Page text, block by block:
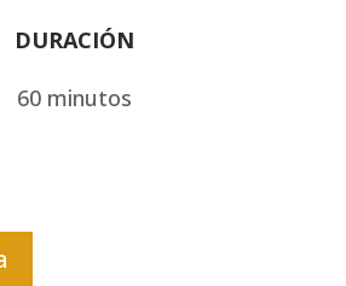
DURACIÓN
60 minutos